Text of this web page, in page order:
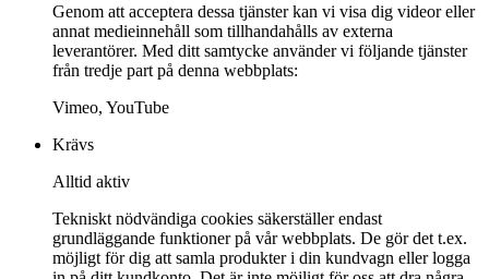
Genom att acceptera dessa tjänster kan vi visa dig videor eller
annat medieinnehåll som tillhandahålls av externa
leverantörer. Med ditt samtycke använder vi följande tjänster
från tredje part på denna webbplats:
Vimeo, YouTube
Krävs
Alltid aktiv
Tekniskt nödvändiga cookies säkerställer endast
grundläggande funktioner på vår webbplats. De gör det t.ex.
möjligt för dig att samla produkter i din kundvagn eller logga